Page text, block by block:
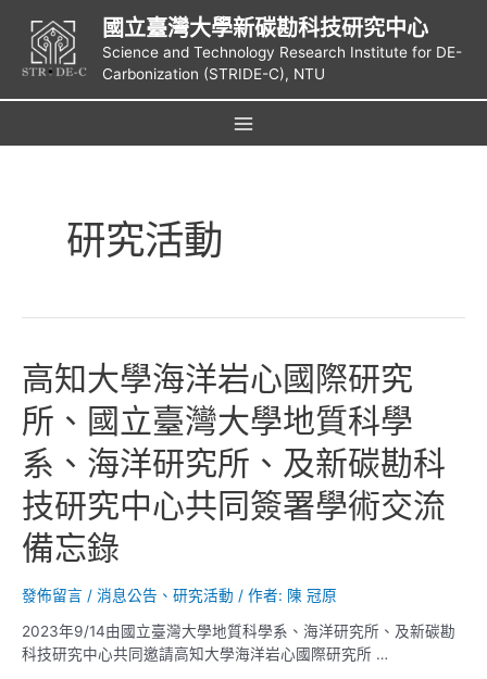
內
國立臺灣大學新碳勘科技研究中心
Science and Technology Research Institute for DE-
Carbonization (STRIDE-C), NTU
Main
研究活動
高知大學海洋岩心國際研究
所、國立臺灣大學地質科學
系、海洋研究所、及新碳勘科
技研究中心共同簽署學術交流
備忘錄
發佈留言 / 消息公告 、 研究活動 / 作者: 陳 冠原
2023年9/14由國立臺灣大學地質科學系、海洋研究所、及新碳勘
科技研究中心共同邀請高知大學海洋岩心國際研究所 …